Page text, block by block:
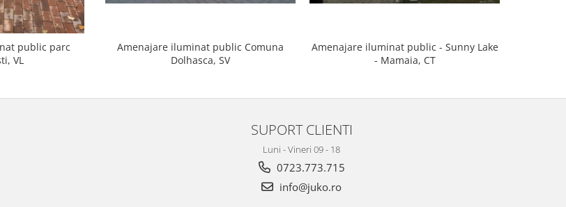
public parc
VL
Amenajare iluminat public Comuna
Dolhasca, SV
Amenajare iluminat public - Sunny Lake
- Mamaia, CT
SUPORT CLIENTI
Luni - Vineri 09 - 18
0723.773.715
info@juko.ro